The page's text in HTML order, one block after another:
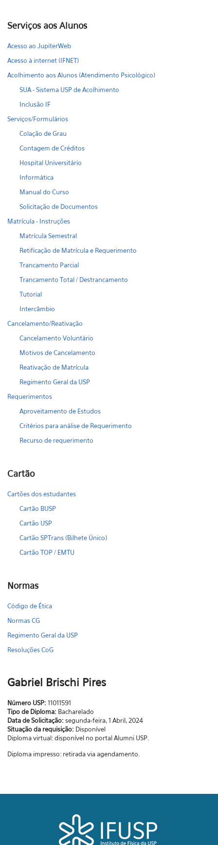
Serviços aos Alunos
Acesso ao JupiterWeb
Acesso à internet (IFNET)
Acolhimento aos Alunos (Atendimento Psicológico)
SUA - Sistema USP de Acolhimento
Inclusão IF
Serviços/Formulários
Colação de Grau
Contagem de Créditos
Hospital Universitário
Informática
Manual do Curso
Solicitação de Documentos
Matrícula - Instruções
Matrícula Semestral
Retificação de Matrícula e Requerimento
Trancamento Parcial
Trancamento Total / Destrancamento
Tutorial
Intercâmbio
Cancelamento/Reativação
Cancelamento Voluntário
Motivos de Cancelamento
Reativação de Matrícula
Regimento Geral da USP
Requerimentos
Aproveitamento de Estudos
Critérios para análise de Requerimento
Recurso de requerimento
Cartão
Cartões dos estudantes
Cartão BUSP
Cartão USP
Cartão SPTrans (Bilhete Único)
Cartão TOP / EMTU
Normas
Código de Ética
Normas CG
Regimento Geral da USP
Resoluções CoG
Gabriel Brischi Pires
Número USP: 11011591
Tipo de Diploma: Bacharelado
Data de Solicitação: segunda-feira, 1 Abril, 2024
Situação da requisição: Disponível
Diploma virtual: disponível no portal Alumni USP.
Diploma impresso: retirada via agendamento.